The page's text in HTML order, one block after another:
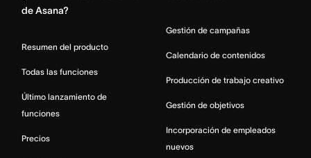
de Asana?
Resumen del producto
Todas las funciones
Último lanzamiento de
funciones
Precios
Gestión de campañas
Calendario de contenidos
Producción de trabajo creativo
Gestión de objetivos
Incorporación de empleados
nuevos